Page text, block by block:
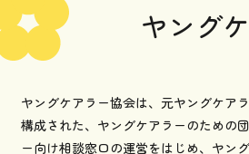
ヤング
ヤングケアラー協会は、元ヤングケア
構成された、ヤングケアラーのための
ー向け相談窓口の運営をはじめ、ヤン